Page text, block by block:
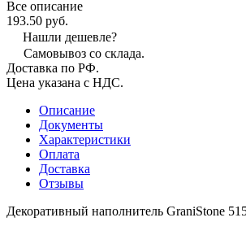
Все описание
193.50 руб.
Нашли дешевле?
Самовывоз со склада.
Доставка по РФ.
Цена указана с НДС.
Описание
Документы
Характеристики
Оплата
Доставка
Отзывы
Декоративный наполнитель GraniStone